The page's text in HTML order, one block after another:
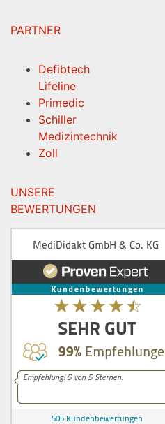
PARTNER
Defibtech
Lifeline
Primedic
Schiller
Medizintechnik
Zoll
UNSERE
BEWERTUNGEN